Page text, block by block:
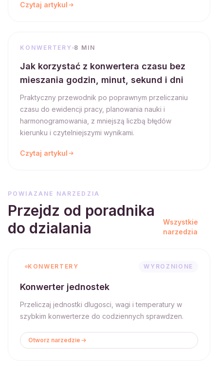
Czytaj artykul
KONWERTERY 8 MIN
Jak korzystać z konwertera czasu bez
mieszania godzin, minut, sekund i dni
Praktyczny przewodnik po poprawnym przeliczaniu
czasu do ewidencji pracy, planowania nauki i
harmonogramowania, z mniejszą liczbą błędów
kierunku i czytelniejszymi wynikami.
Czytaj artykul
POWIAZANE NARZEDZIA
Przejdz od poradnika
do dzialania
Wszystkie
narzedzia
KONWERTERY WYROZNIONE
Konwerter jednostek
Przeliczaj jednostki dlugosci, wagi i temperatury w
szybkim konwerterze do codziennych sprawdzen.
Otworz narzedzie